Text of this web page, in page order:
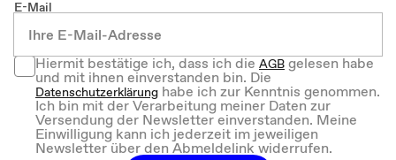
E-Mail
Hiermit bestätige ich, dass ich dieAGBgelesen habe
und mit ihnen einverstanden bin. Die
Datenschutzerklärung habe ich zur Kenntnis genommen.
Ich bin mit der Verarbeitung meiner Daten zur
Versendung der Newsletter einverstanden. Meine
Einwilligung kann ich jederzeit im jeweiligen
Newsletter über den Abmeldelink widerrufen.